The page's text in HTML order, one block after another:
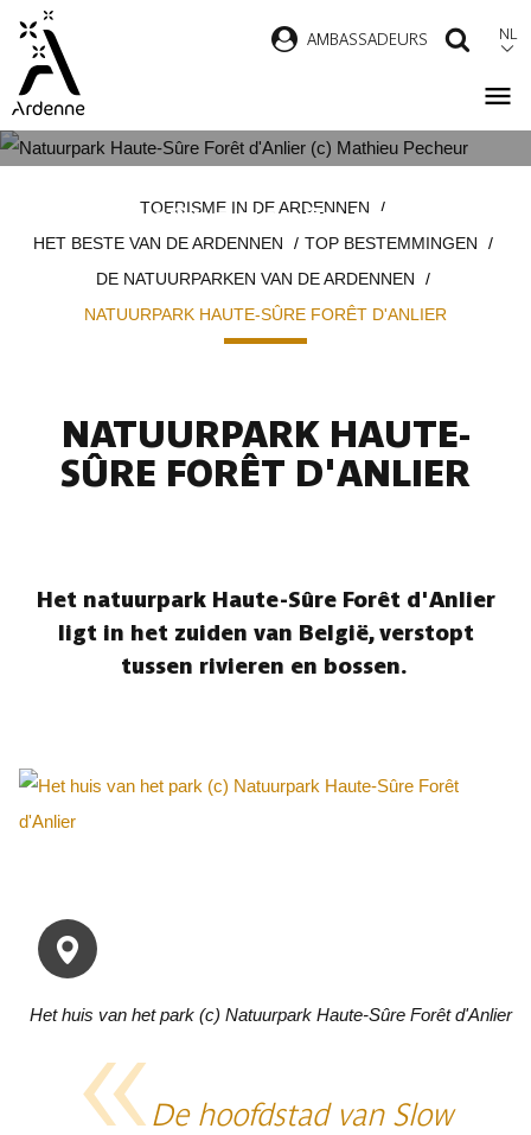
Overslaan
naar
inhoud
AMBASSADEURS NL
HAUTE-SÛRE FORÊT D'ANLIER
TOERISME IN DE ARDENNEN
HET BESTE VAN DE ARDENNEN
TOP BESTEMMINGEN
DE NATUURPARKEN VAN DE ARDENNEN
NATUURPARK HAUTE-SÛRE FORÊT D'ANLIER
NATUURPARK HAUTE-
SÛRE FORÊT D'ANLIER
Het natuurpark Haute-Sûre Forêt d'Anlier
ligt in het zuiden van België, verstopt
tussen rivieren en bossen.
Het huis van het park (c) Natuurpark Haute-Sûre Forêt d'Anlier
De hoofdstad van Slow